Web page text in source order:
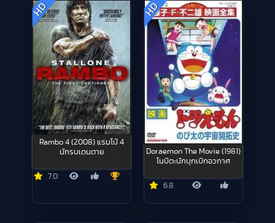
HD
Rambo 4 (2008) แรมโบ้ 4
นักรบเดนตาย
7.0
HD
Doraemon The Movie (1981)
โนบิตะนักบุกเบิกอวกาศ
6.8